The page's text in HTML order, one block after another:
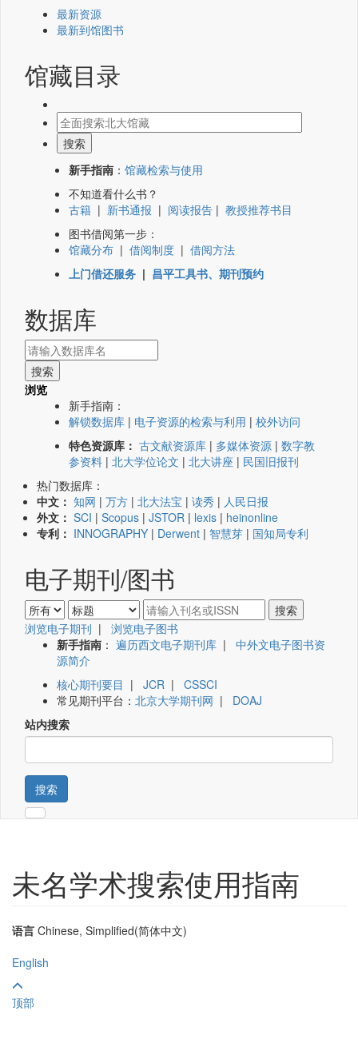
最新资源
最新到馆图书
馆藏目录
新手指南 ： 馆藏检索与使用
不知道看什么书？
古籍 | 新书通报 | 阅读报告 | 教授推荐书目
图书借阅第一步：
馆藏分布 | 借阅制度 | 借阅方法
上门借还服务 | 昌平工具书、期刊预约
数据库
浏览
新手指南：
解锁数据库 | 电子资源的检索与利用 | 校外访问
特色资源库： 古文献资源库 | 多媒体资源 | 数字教
参资料 | 北大学位论文 | 北大讲座 | 民国旧报刊
热门数据库：
中文： 知网 | 万方 | 北大法宝 | 读秀 | 人民日报
外文： SCI | Scopus | JSTOR | lexis | heinonline
专利： INNOGRAPHY | Derwent | 智慧芽 | 国知局专利
电子期刊/图书
浏览电子期刊 | 浏览电子图书
新手指南 ： 遍历西文电子期刊库 | 中外文电子图书资
源简介
核心期刊要目 | JCR | CSSCI
常见期刊平台： 北京大学期刊网 | DOAJ
站内搜索
搜索
未名学术搜索使用指南
语言 Chinese, Simplified(简体中文)
English
顶部